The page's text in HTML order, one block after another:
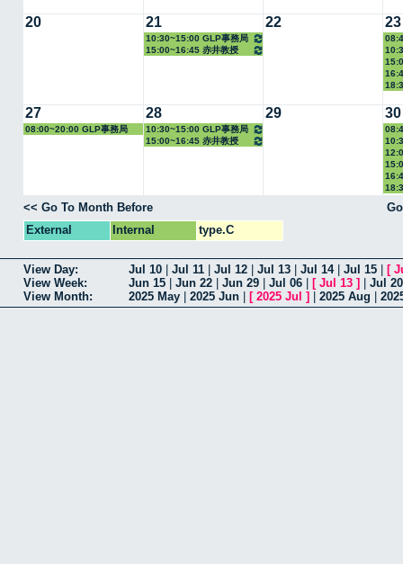
20 21
10:30~15:00 GLP事務局
15:00~16:45 赤井教授
22 23
27
08:00~20:00 GLP事務局
28
10:30~15:00 GLP事務局
15:00~16:45 赤井教授
29 30
<< Go To Month Before
External
Internal type.C
View Day: Jul 10 Jul 11 Jul 12 Jul 13 Jul 14| Jul 15 [
View Week:
Jun 15 Jun 22 Jun 29 Jul 06 [ Jul 13 ]
Jul 20
View Month:
2025 May 2025 Jun [ 2025 Jul ] 2025 Aug